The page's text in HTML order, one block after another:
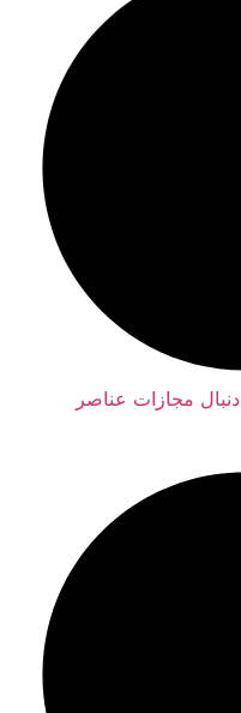
مجازات عناصر